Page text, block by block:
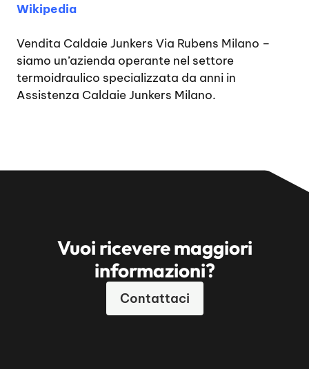
Wikipedia
Vendita Caldaie Junkers Via Rubens Milano –
siamo un’azienda operante nel settore
termoidraulico specializzata da anni in
Assistenza Caldaie Junkers Milano.
Vuoi ricevere maggiori
informazioni?
Contattaci